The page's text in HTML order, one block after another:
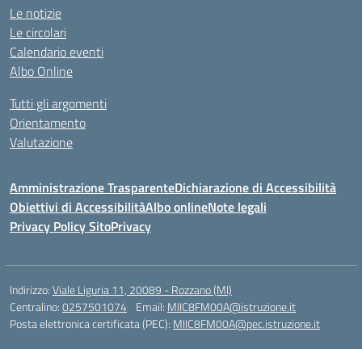
Le notizie
Le circolari
Calendario eventi
Albo Online
Tutti gli argomenti
Orientamento
Valutazione
Amministrazione TrasparenteDichiarazione di Accessibilità
Obiettivi di AccessibilitàAlbo onlineNote legali
Privacy Policy SitoPrivacy
Indirizzo:Viale Liguria 11, 20089 - Rozzano (MI)
Centralino:0257501074 Email: MIIC8FM00A@istruzione.it
Posta elettronica certificata (PEC): MIIC8FM00A@pec.istruzione.it